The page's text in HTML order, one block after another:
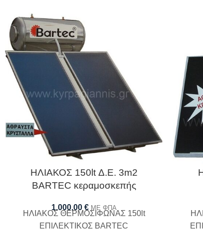
ΗΛΙΑΚΟΣ 150lt Δ.Ε. 3m2
BARTEC κεραμοσκεπής
1.000,00 € ΜΕ ΦΠΑ
ΗΛΙΑΚΟΣ ΘΕΡΜΟΣΙΦΩΝΑΣ 150lt
ΕΠΙΛΕΚΤΙΚΟΣ BARTEC